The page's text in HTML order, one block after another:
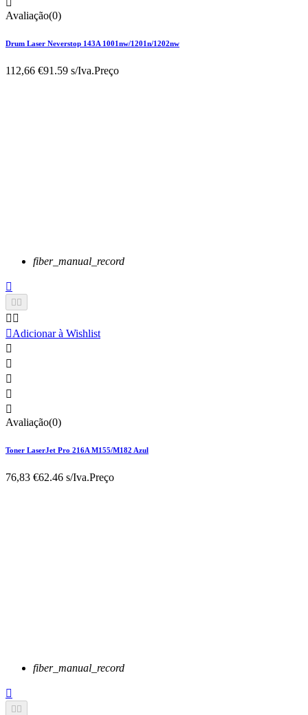
Avaliação(0)
Drum Laser Neverstop 143A 1001nw/1201n/1202nw
112,66 €91.59 s/Iva.Preço
fiber_manual_record


 
Adicionar à Wishlist





Avaliação(0)
Toner LaserJet Pro 216A M155/M182 Azul
76,83 €62.46 s/Iva.Preço
fiber_manual_record

